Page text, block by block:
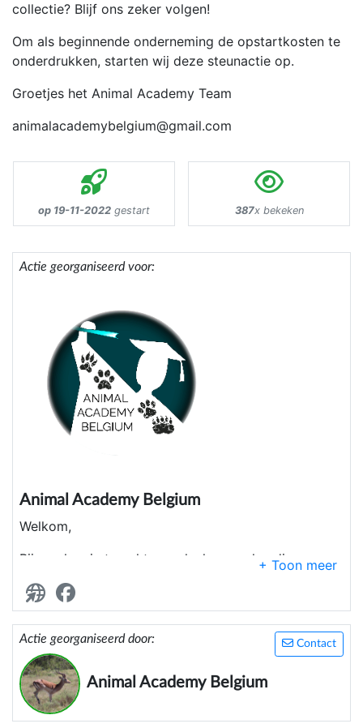
collectie? Blijf ons zeker volgen!
Om als beginnende onderneming de opstartkosten te
onderdrukken, starten wij deze steunactie op.
Groetjes het Animal Academy Team
animalacademybelgium@gmail.com
op 19-11-2022 gestart 387x bekeken
Actie georganiseerd voor:
Animal Academy Belgium
Welkom,
Bij ons kan je terecht voor leuke merchandise en
Om dit project te ondersteunen hebben wij deze
steunactie gestart.
Groetjes het Animal Academy Team
animalacademybelgium@gmail.com
Contact
Actie georganiseerd door:
Animal Academy Belgium